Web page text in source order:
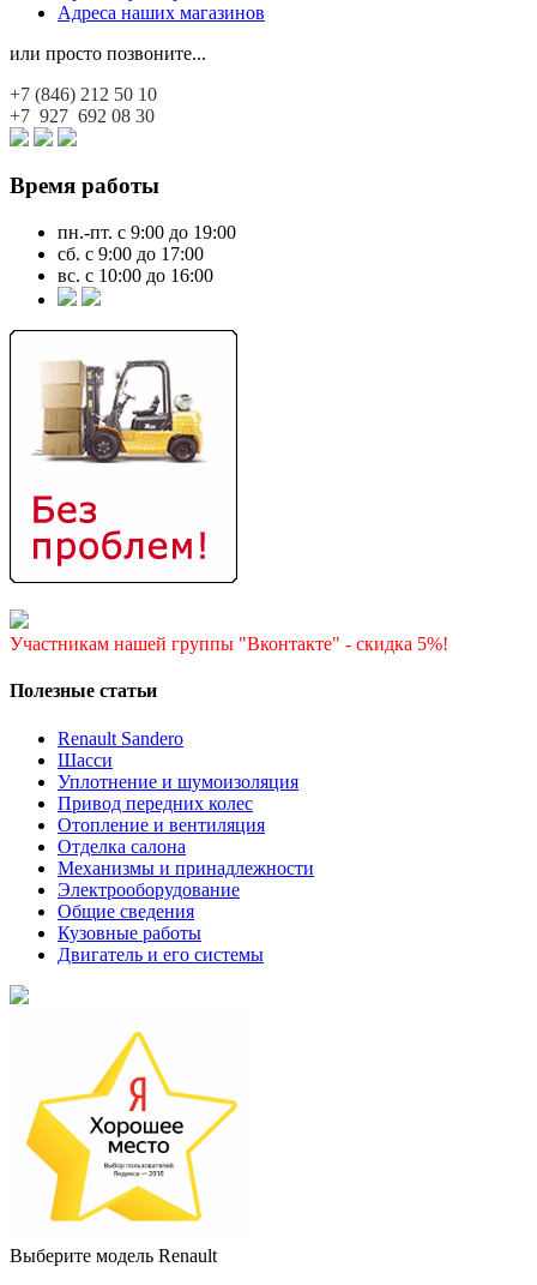
Адреса наших магазинов
или просто позвоните...
+7 (846) 212 50 10
+7 927 692 08 30
Время работы
пн.-пт. с 9:00 до 19:00
сб. с 9:00 до 17:00
вс. с 10:00 до 16:00
Участникам нашей группы "Вконтакте" - скидка 5%!
Полезные статьи
Renault Sandero
Шасси
Уплотнение и шумоизоляция
Привод передних колес
Отопление и вентиляция
Отделка салона
Механизмы и принадлежности
Электрооборудование
Общие сведения
Кузовные работы
Двигатель и его системы
Выберите модель Renault